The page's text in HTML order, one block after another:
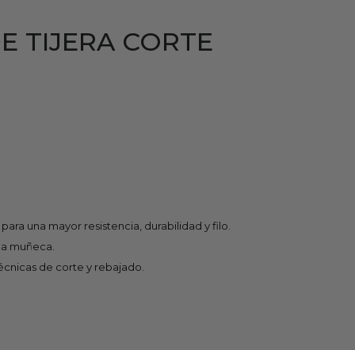
TIJERA CORTE
una mayor resistencia, durabilidad y filo.
muñeca.
de corte y rebajado.